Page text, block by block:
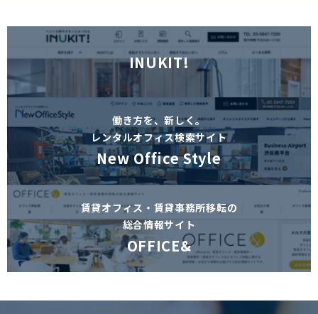
INUKIT!
働き方を、新しく。
レンタルオフィス検索サイト
New Office Style
賃貸オフィス・賃貸事務所移転の
総合情報サイト
OFFICE&